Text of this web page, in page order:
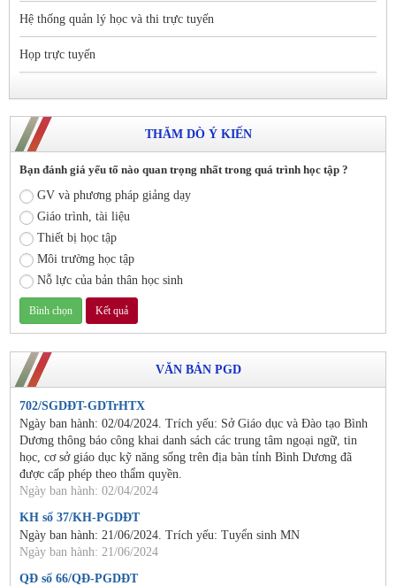
Hệ thống quản lý học và thi trực tuyến
Họp trực tuyến
THĂM DÒ Ý KIẾN
Bạn đánh giá yếu tố nào quan trọng nhất trong quá trình học tập ?
GV và phương pháp giảng dạy
Giáo trình, tài liệu
Thiết bị học tập
Môi trường học tập
Nỗ lực của bản thân học sinh
VĂN BẢN PGD
702/SGDĐT-GDTrHTX
Ngày ban hành: 02/04/2024. Trích yếu: Sở Giáo dục và Đào tạo Bình
Dương thông báo công khai danh sách các trung tâm ngoại ngữ, tin
học, cơ sở giáo dục kỹ năng sống trên địa bàn tỉnh Bình Dương đã
được cấp phép theo thẩm quyền.
Ngày ban hành: 02/04/2024
KH số 37/KH-PGDĐT
Ngày ban hành: 21/06/2024. Trích yếu: Tuyển sinh MN
Ngày ban hành: 21/06/2024
QĐ số 66/QĐ-PGDĐT